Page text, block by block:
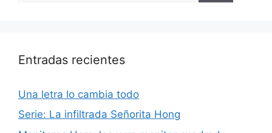
Entradas recientes
Una letra lo cambia todo
Serie: La infiltrada Señorita Hong